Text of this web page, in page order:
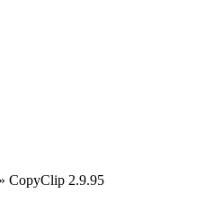
» CopyClip 2.9.95